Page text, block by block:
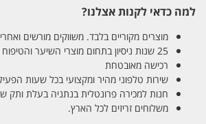
למה כדאי לקנות אצלנו?
מוצרים מקוריים בלבד. משווקים מורשים
25 שנות ניסיון בתחום מוצרי השיער והטיפוח
רכישה מאובטחת
שירות טלפוני מהיר ומקצועי בכל שעות
חנות למכירה פרונטלית בנתניה בעלת ותק של 23
משלוחים זריזים לכל הארץ.